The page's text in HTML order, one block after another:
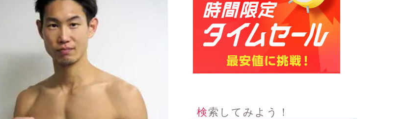
検索してみよう！